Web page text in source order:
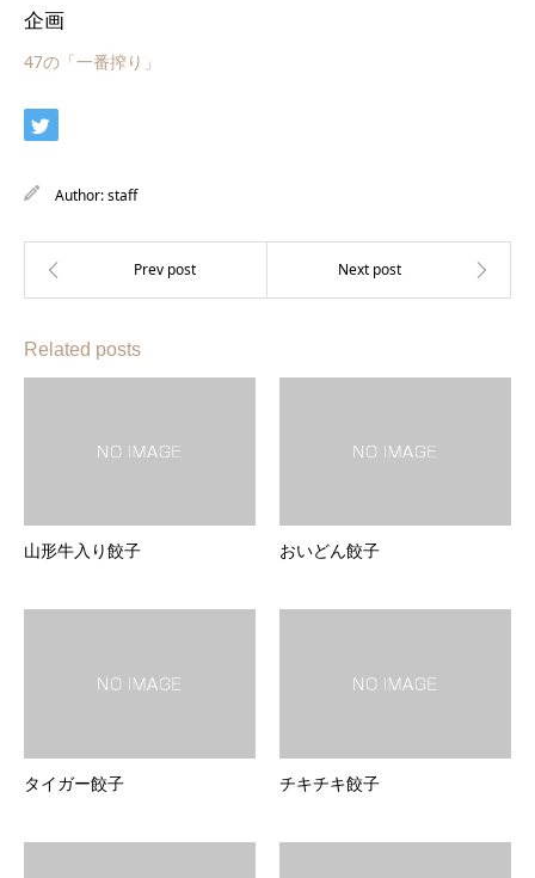
企画
47の「一番搾り」
Author:staff
Related posts
山形牛入り餃子 おいどん餃子
タイガー餃子 チキチキ餃子